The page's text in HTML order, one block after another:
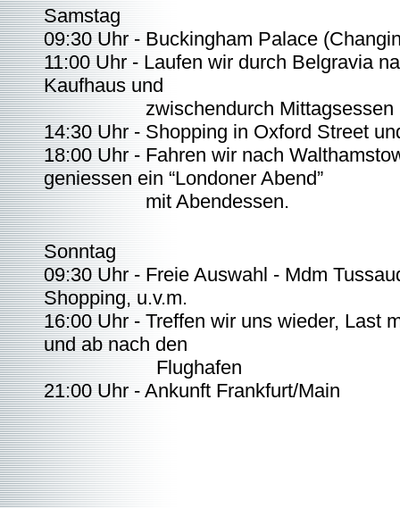
Samstag
09:30 Uhr - Buckingham Palace
11:00 Uhr - Laufen wir durch Belgravia
Kaufhaus und
zwischendurch Mittagsessen
14:30 Uhr - Shopping in Oxford Street
18:00 Uhr - Fahren wir nach
geniessen ein “Londoner Abend”
mit Abendessen.
Sonntag
09:30 Uhr - Freie Auswahl - Mdm
Shopping, u.v.m.
16:00 Uhr - Treffen wir uns wieder, Last
und ab nach den
Flughafen
21:00 Uhr - Ankunft Frankfurt/Main